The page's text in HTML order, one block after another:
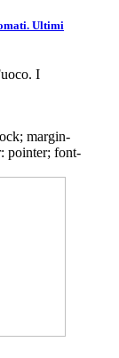
Ultimi
I
margin-
pointer; font-